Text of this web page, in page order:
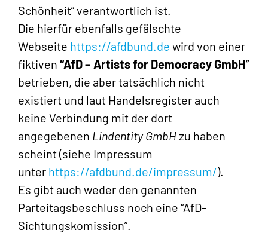
Schönheit” verantwortlich ist.
Die hierfür ebenfalls gefälschte
Webseite https://afdbund.de wird von einer
fiktiven “AfD – Artists for Democracy GmbH”
betrieben, die aber tatsächlich nicht
existiert und laut Handelsregister auch
keine Verbindung mit der dort
angegebenen Lindentity GmbHzu haben
scheint (siehe Impressum
unter https://afdbund.de/impressum/).
Es gibt auch weder den genannten
Parteitagsbeschluss noch eine “AfD-
Sichtungskomission”.